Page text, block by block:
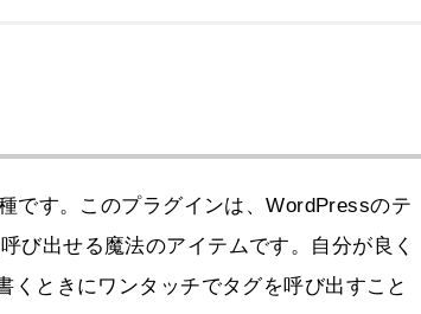
です。このプラグインは、WordPressのテ
び出せる魔法のアイテムです。自分が良く
くときにワンタッチでタグを呼び出すこと